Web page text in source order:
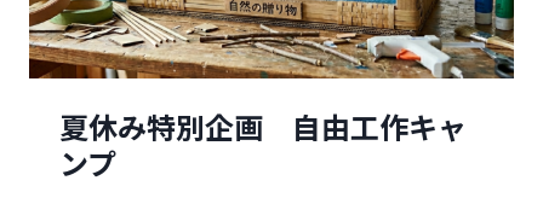
夏休み特別企画 自由工作キャ
ンプ